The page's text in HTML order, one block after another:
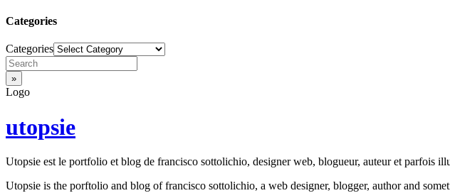
Categories
Categories
Logo
utopsie
Utopsie est le portfolio et blog de francisco sottolichio, designer web, blogueur, auteur et parfois
Utopsie is the porftolio and blog of francisco sottolichio, a web designer, blogger, author and